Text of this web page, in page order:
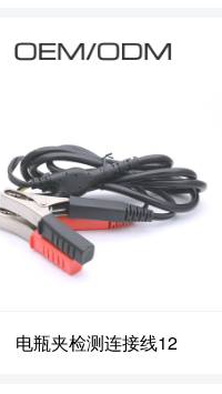
电瓶夹检测连接线12